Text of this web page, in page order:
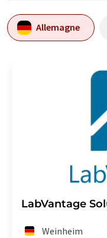
Allemagne
LabVantage
Weinheim